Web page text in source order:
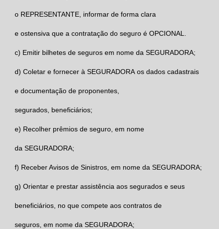
o REPRESENTANTE, informar de forma clara
e ostensiva que a contratação do seguro é OPCIONAL.
c) Emitir bilhetes de seguros em nome da SEGURADORA;
d) Coletar e fornecer à SEGURADORA os dados cadastrais
e documentação de proponentes,
segurados, beneficiários;
e) Recolher prêmios de seguro, em nome
da SEGURADORA;
f) Receber Avisos de Sinistros, em nome da SEGURADORA;
g) Orientar e prestar assistência aos segurados e seus
beneficiários, no que compete aos contratos de
seguros, em nome da SEGURADORA;